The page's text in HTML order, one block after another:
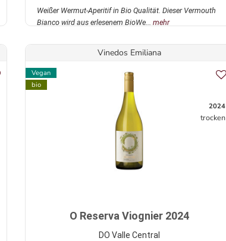
Weißer Wermut-Aperitif in Bio Qualität. Dieser Vermouth
Bianco wird aus erlesenem BioWe... mehr
Vinedos Emiliana
Vegan
bio
2024
trocken
O Reserva Viognier 2024
DO Valle Central